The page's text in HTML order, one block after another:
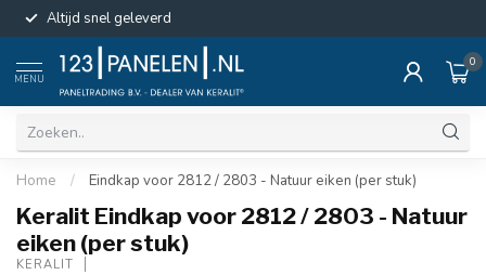
Altijd snel geleverd
MENU
0
Home / Eindkap voor 2812 / 2803 - Natuur eiken (per stuk)
Keralit Eindkap voor 2812 / 2803 - Natuur
eiken (per stuk)
KERALIT